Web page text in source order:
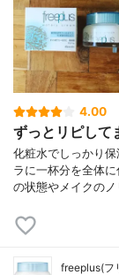
4.00
ずっとリピして
化粧水でしっかり
ラに一杯分を全体
の状態やメイクの
freeplus(フ